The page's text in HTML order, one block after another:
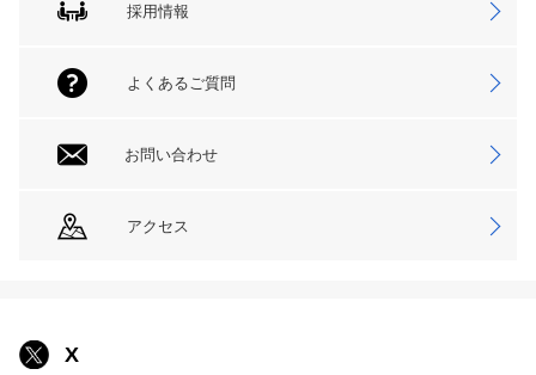
採用情報
よくあるご質問
お問い合わせ
アクセス
X